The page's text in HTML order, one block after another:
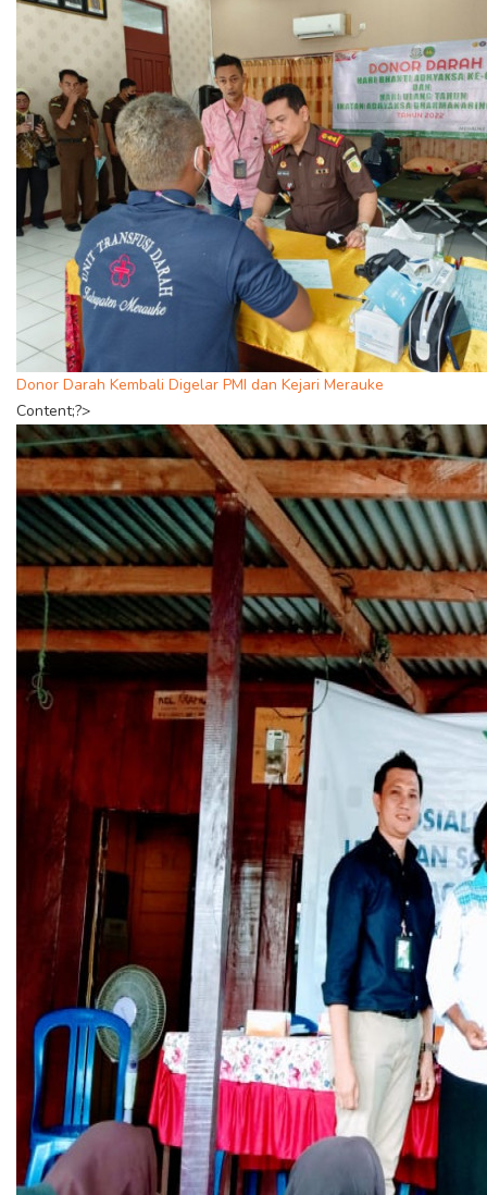
Donor Darah Kembali Digelar PMI dan Kejari Merauke
Content;?>